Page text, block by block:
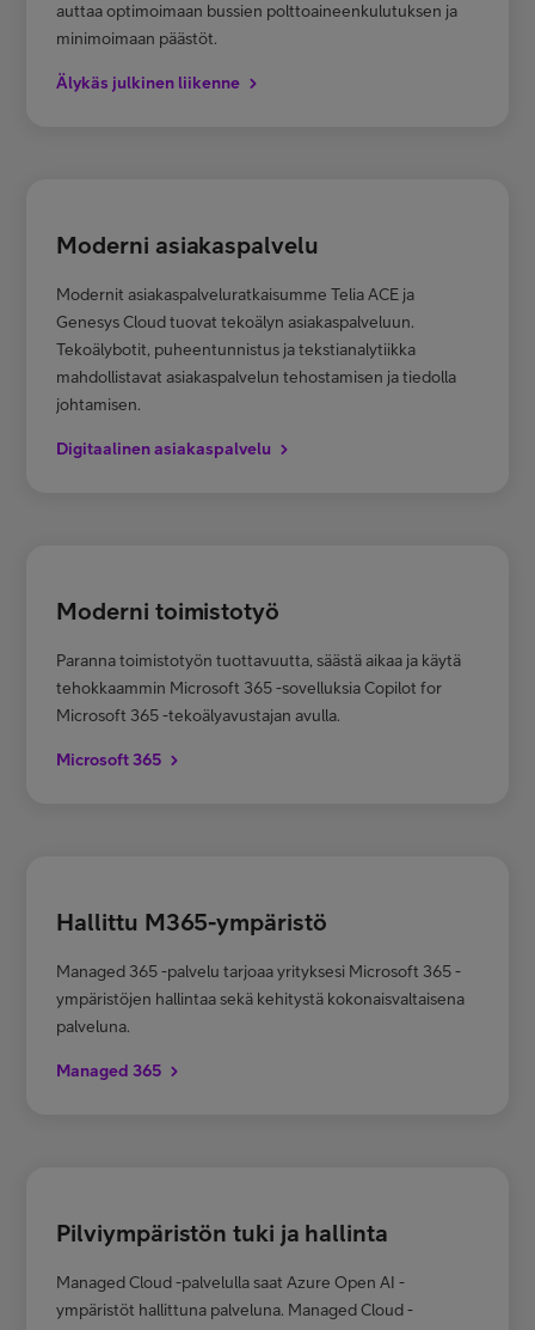
auttaa optimoimaan bussien polttoaineenkulutuksen ja
minimoimaan päästöt.
Älykäs julkinen liikenne
Moderni asiakaspalvelu
Modernit asiakaspalveluratkaisumme Telia ACE ja
Genesys Cloud tuovat tekoälyn asiakaspalveluun.
Tekoälybotit, puheentunnistus ja tekstianalytiikka
mahdollistavat asiakaspalvelun tehostamisen ja tiedolla
johtamisen.
Digitaalinen asiakaspalvelu
Moderni toimistotyö
Paranna toimistotyön tuottavuutta, säästä aikaa ja käytä
tehokkaammin Microsoft 365 -sovelluksia Copilot for
Microsoft 365 -tekoälyavustajan avulla.
Microsoft 365
Hallittu M365-ympäristö
Managed 365 -palvelu tarjoaa yrityksesi Microsoft 365 -
ympäristöjen hallintaa sekä kehitystä kokonaisvaltaisena
palveluna.
Managed 365
Pilviympäristön tuki ja hallinta
Managed Cloud -palvelulla saat Azure Open AI -
ympäristöt hallittuna palveluna. Managed Cloud -